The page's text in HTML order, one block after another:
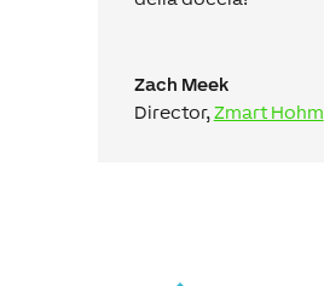
Zach Meek
Director, Zmart Hohm